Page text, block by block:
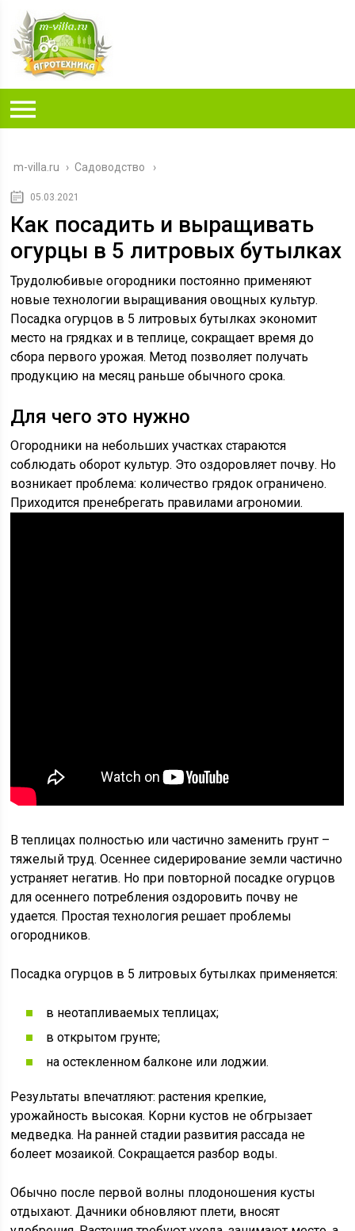
m-villa.ru › Садоводство
05.03.2021
Как посадить и выращивать
огурцы в 5 литровых бутылках
Трудолюбивые огородники постоянно применяют
новые технологии выращивания овощных культур.
Посадка огурцов в 5 литровых бутылках экономит
место на грядках и в теплице, сокращает время до
сбора первого урожая. Метод позволяет получать
продукцию на месяц раньше обычного срока.
Для чего это нужно
Огородники на небольших участках стараются
соблюдать оборот культур. Это оздоровляет почву. Но
возникает проблема: количество грядок ограничено.
Приходится пренебрегать правилами агрономии.
В теплицах полностью или частично заменить грунт –
тяжелый труд. Осеннее сидерирование земли частично
устраняет негатив. Но при повторной посадке огурцов
для осеннего потребления оздоровить почву не
удается. Простая технология решает проблемы
огородников.
Посадка огурцов в 5 литровых бутылках применяется:
в неотапливаемых теплицах;
в открытом грунте;
на остекленном балконе или лоджии.
Результаты впечатляют: растения крепкие,
урожайность высокая. Корни кустов не обгрызает
медведка. На ранней стадии развития рассада не
болеет мозаикой. Сокращается разбор воды.
Обычно после первой волны плодоношения кусты
отдыхают. Дачники обновляют плети, вносят